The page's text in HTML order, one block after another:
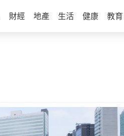
財經 地產 生活 健康 教育